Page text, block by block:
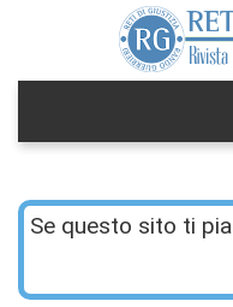
Se questo sito ti